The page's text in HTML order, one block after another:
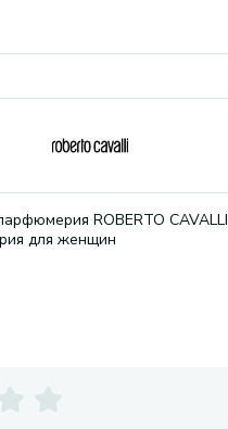
ROBERTO CAVALLI
для женщин